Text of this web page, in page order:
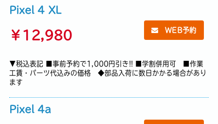
Pixel 4 XL
￥ 12,980
▼税込表記 ■事前予約で1,000円引き!! ■学割併用可 ■作業
工賃・パーツ代込みの価格 ◆部品入荷に数日かかる場合があり
ます
WEB予約
Pixel 4a